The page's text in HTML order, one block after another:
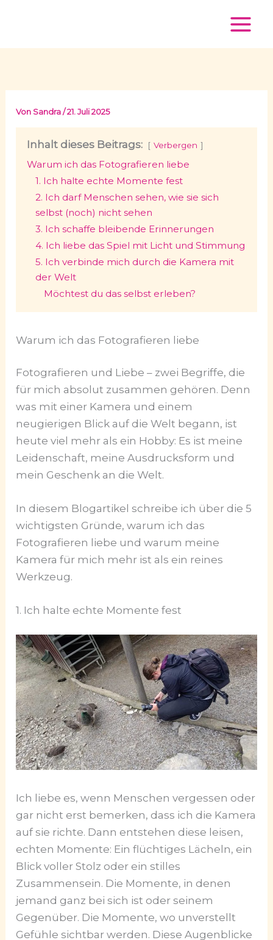
Von Sandra/21. Juli 2025
Inhalt dieses Beitrags: Verbergen
Warum ich das Fotografieren liebe
1. Ich halte echte Momente fest
2. Ich darf Menschen sehen, wie sie sich
selbst (noch) nicht sehen
3. Ich schaffe bleibende Erinnerungen
4. Ich liebe das Spiel mit Licht und Stimmung
5. Ich verbinde mich durch die Kamera mit
der Welt
Möchtest du das selbst erleben?
Warum ich das Fotografieren liebe
Fotografieren und Liebe – zwei Begriffe, die
für mich absolut zusammen gehören. Denn
was mit einer Kamera und einem
neugierigen Blick auf die Welt begann, ist
heute viel mehr als ein Hobby: Es ist meine
Leidenschaft, meine Ausdrucksform und
mein Geschenk an die Welt.
In diesem Blogartikel schreibe ich über die 5
wichtigsten Gründe, warum ich das
Fotografieren liebe und warum meine
Kamera für mich mehr ist als ein reines
Werkzeug.
1. Ich halte echte Momente fest
Ich liebe es, wenn Menschen vergessen oder
gar nicht erst bemerken, dass ich die Kamera
auf sie richte. Dann entstehen diese leisen,
echten Momente: Ein flüchtiges Lächeln, ein
Blick voller Stolz oder ein stilles
Zusammensein. Die Momente, in denen
jemand ganz bei sich ist oder seinem
Gegenüber. Die Momente, wo unverstellt
Gefühle sichtbar werden. Diese Augenblicke